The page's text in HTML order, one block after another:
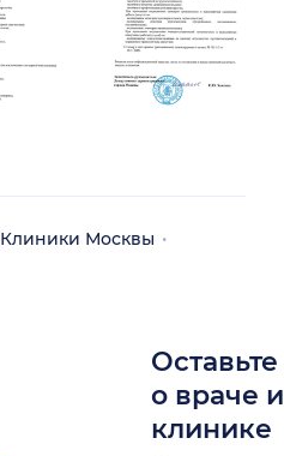
Клиники Москвы
о враче
клинике